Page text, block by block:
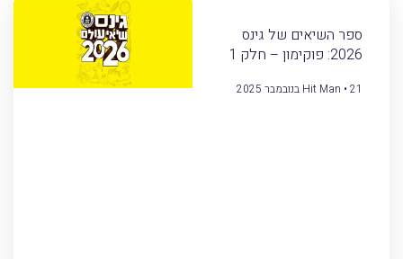
ספר השיאים של גינס
2026: פוקימון – חלק 1
Hit Man 21 בנובמבר 2025